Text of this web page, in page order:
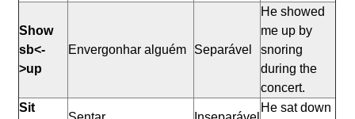
Show
sb<-
>up
Envergonhar alguém Separável
He showed
me up by
snoring
during the
concert.
Sit
He sat down